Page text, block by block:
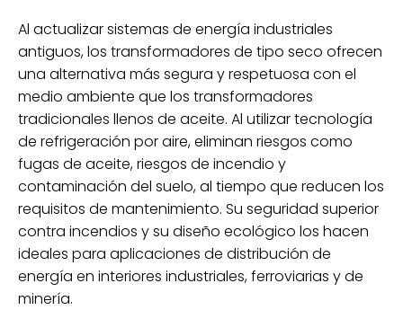
Al actualizar sistemas de energía industriales
antiguos, los transformadores de tipo seco ofrecen
una alternativa más segura y respetuosa con el
medio ambiente que los transformadores
tradicionales llenos de aceite. Al utilizar tecnología
de refrigeración por aire, eliminan riesgos como
fugas de aceite, riesgos de incendio y
contaminación del suelo, al tiempo que reducen los
requisitos de mantenimiento. Su seguridad superior
contra incendios y su diseño ecológico los hacen
ideales para aplicaciones de distribución de
energía en interiores industriales, ferroviarias y de
minería.